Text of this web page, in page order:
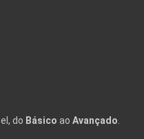
do Básico ao Avançado.